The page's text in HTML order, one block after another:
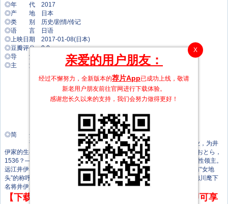
◎年 代 2017
◎产 地 日本
◎类 别 历史/剧情/传记
◎语 言 日语
◎上映日期 2017-01-08(日本)
◎豆瓣评分 0.0
◎导 演 渡辺一貴
◎主 演 柴崎幸
三浦春马
杉本哲太
财前直见
高桥一生
◎简 介
该剧讲述了日本战国时代，女城主井伊直虎以男儿之名继承家业，为井
伊家的生存、兴旺而奋斗一生的故事。 井伊直虎（平假名：いい なおとら，
1536？—1582年），别名次郎法师，法号祐圆尼。是日本战国时代的女性领主。
远江井伊谷（静冈县滨松市（旧引佐郡）引佐町）的国人井伊氏当主，有“女地
头”的称呼。与井伊直亲有婚约，但终生未婚。是“德川四天王”之一——德川麾下
名将井伊直政的养母。
【下载地址】本站专属下载器：点击下方链接 即可享
X
亲爱的用户朋友：
经过不懈努力，全新版本的荐片App已成功上线，敬请
新老用户朋友前往官网进行下载体验。
感谢您长久以来的支持，我们会努力做得更好！